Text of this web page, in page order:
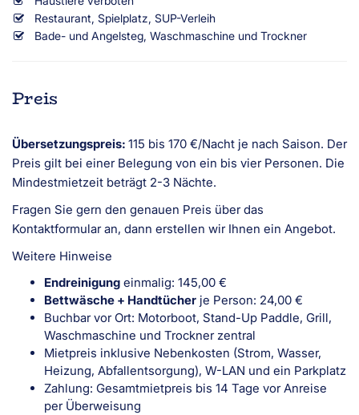
Restaurant, Spielplatz, SUP-Verleih
Bade- und Angelsteg, Waschmaschine und Trockner
Preis
Übersetzungspreis: 115 bis 170 €/Nacht je nach Saison. Der
Preis gilt bei einer Belegung von ein bis vier Personen. Die
Mindestmietzeit beträgt 2-3 Nächte.
Fragen Sie gern den genauen Preis über das
Kontaktformular an, dann erstellen wir Ihnen ein Angebot.
Weitere Hinweise
Endreinigung einmalig: 145,00 €
Bettwäsche + Handtücher je Person: 24,00 €
Buchbar vor Ort: Motorboot, Stand-Up Paddle, Grill,
Waschmaschine und Trockner zentral
Mietpreis inklusive Nebenkosten (Strom, Wasser,
Heizung, Abfallentsorgung), W-LAN und ein Parkplatz
Zahlung: Gesamtmietpreis bis 14 Tage vor Anreise
per Überweisung